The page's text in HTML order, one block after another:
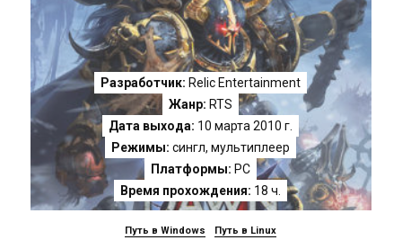
Разработчик: Relic Entertainment
Жанр: RTS
Дата выхода: 10 марта 2010 г.
Режимы: сингл, мультиплеер
Платформы: PC
Время прохождения: 18 ч.
Путь в Windows Путь в Linux